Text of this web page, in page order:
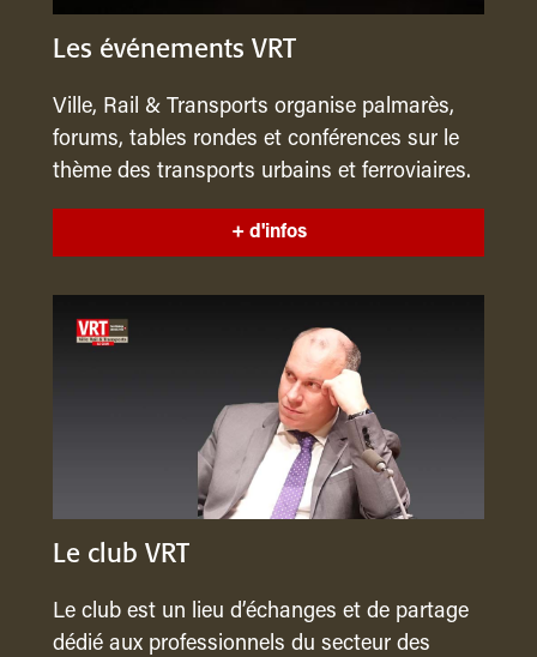
Les événements VRT
Ville, Rail & Transports organise palmarès,
forums, tables rondes et conférences sur le
thème des transports urbains et ferroviaires.
+ d'infos
Le club VRT
Le club est un lieu d’échanges et de partage
dédié aux professionnels du secteur des